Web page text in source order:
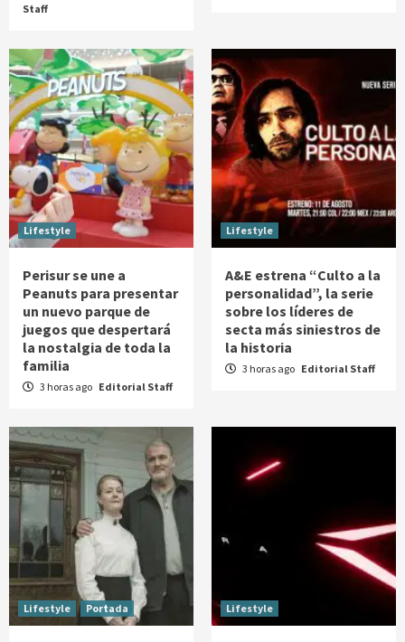
Staff
Lifestyle
Perisur se une a
Peanuts para presentar
un nuevo parque de
juegos que despertará
la nostalgia de toda la
familia
3 horas ago Editorial Staff
Lifestyle
A&E estrena “Culto a la
personalidad”, la serie
sobre los líderes de
secta más siniestros de
la historia
3 horas ago Editorial Staff
Lifestyle Portada Lifestyle